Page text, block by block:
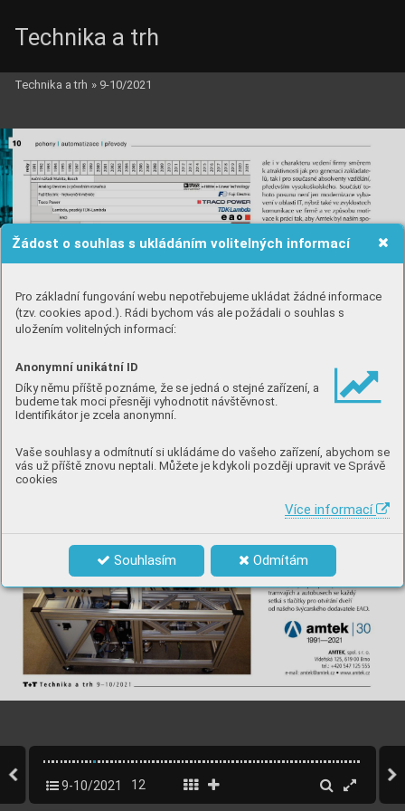
Žádost o souhlas s ukládáním volitelných informací
Pro základní fungování webu nepotřebujeme ukládat žádné informace
(tzv. cookies apod.). Rádi bychom vás ale požádali o souhlas s
uložením volitelných informací:
Anonymní unikátní ID
Díky němu příště poznáme, že se jedná o stejné zařízení, a
budeme tak moci přesněji vyhodnotit návštěvnost.
Identifikátor je zcela anonymní.
Vaše souhlasy a odmítnutí si ukládáme do vašeho zařízení, abychom se
vás už příště znovu neptali. Můžete je kdykoli později upravit ve Správě
cookies
Více informací
Souhlasím Odmítám
Technika a trh
Technika a trh » 9-10/2021
9-10/2021 12